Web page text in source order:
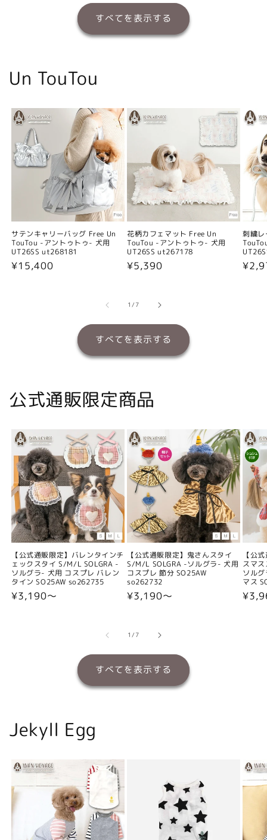
すべてを表示する
Un TouTou
サテンキャリーバッグ Free Un
TouTou -アントゥトゥ- 犬用
UT26SS ut268181
通
¥15,400
花柄カフェマット Free Un
TouTou -アントゥトゥ- 犬用
UT26SS ut267178
通
格
¥5,390
刺繍
通
1/の
7
すべてを表示する
公式通販限定商品
【公式通販限定】バレンタインチ
ェックスタイ S/M/L SOLGRA -
ソルグラ- 犬用 コスプレ バレン
タイン SO25AW so262735
通
¥3,190〜
【公式通販限定】鬼さんスタイ
S/M/L SOLGRA -ソルグラ- 犬用
コスプレ 節分 SO25AW
so262732
通
格
¥3,190〜
【公
スマ
ソル
マス
通
1/の
7
すべてを表示する
Jekyll Egg